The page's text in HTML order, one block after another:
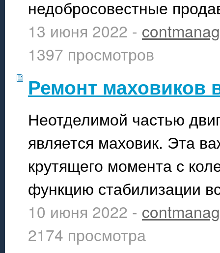
недобросовестные
13 июня 2022 -
1397 просмотров
Ремонт маховиков
Неотделимой частью
является маховик. Эта
крутящего момента с
функцию стабилизации
10 июня 2022 -
2174 просмотра